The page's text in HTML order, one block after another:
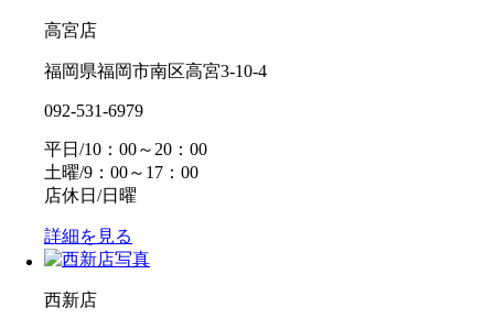
高宮店
福岡県福岡市南区高宮3-10-4
092-531-6979
平日/10：00～20：00
土曜/9：00～17：00
店休日/日曜
詳細を見る
西新店